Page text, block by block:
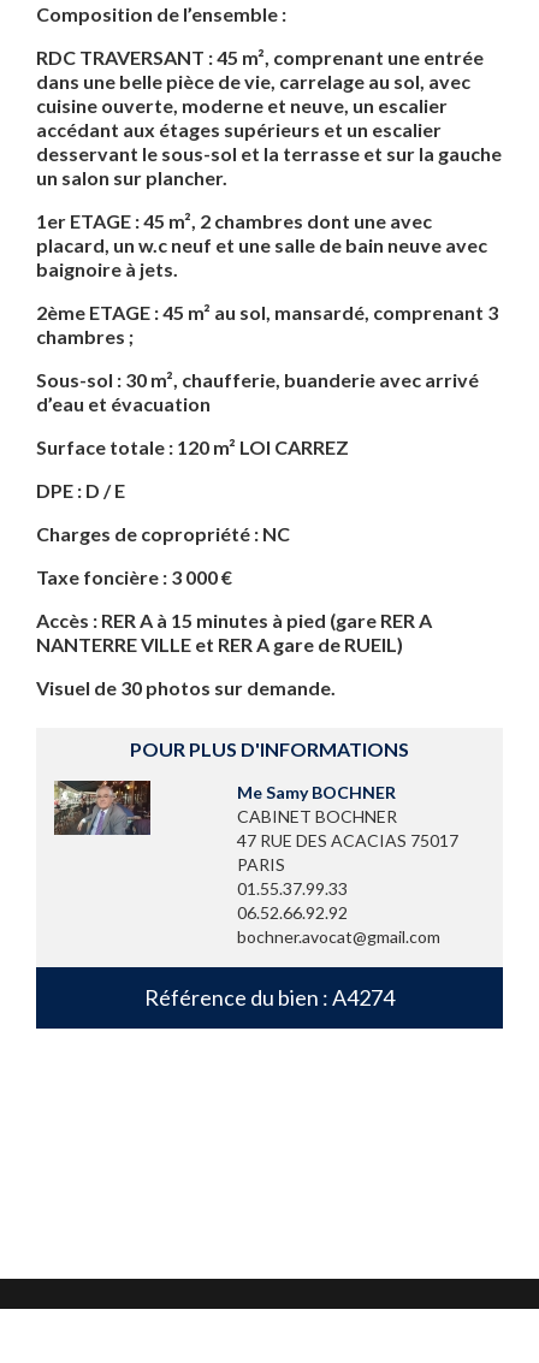
Composition de l’ensemble :
RDC TRAVERSANT : 45 m², comprenant une entrée
dans une belle pièce de vie, carrelage au sol, avec
cuisine ouverte, moderne et neuve, un escalier
accédant aux étages supérieurs et un escalier
desservant le sous-sol et la terrasse et sur la gauche
un salon sur plancher.
1er ETAGE : 45 m², 2 chambres dont une avec
placard, un w.c neuf et une salle de bain neuve avec
baignoire à jets.
2ème ETAGE : 45 m² au sol, mansardé, comprenant 3
chambres ;
Sous-sol : 30 m², chaufferie, buanderie avec arrivé
d’eau et évacuation
Surface totale : 120 m² LOI CARREZ
DPE : D / E
Charges de copropriété : NC
Taxe foncière : 3 000 €
Accès : RER A à 15 minutes à pied (gare RER A
NANTERRE VILLE et RER A gare de RUEIL)
Visuel de 30 photos sur demande.
POUR PLUS D'INFORMATIONS
Me Samy BOCHNER
CABINET BOCHNER
47 RUE DES ACACIAS 75017
PARIS
01.55.37.99.33
06.52.66.92.92
bochner.avocat@gmail.com
Référence du bien : A4274
Mentions légales